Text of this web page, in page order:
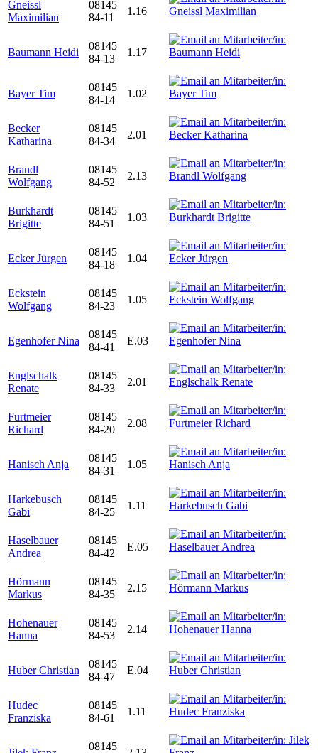
Gneissl
Maximilian
08145
84-11
1.16
Baumann Heidi
08145
84-13
1.17
Bayer Tim
08145
84-14
1.02
Becker
Katharina
08145
84-34
2.01
Brandl
Wolfgang
08145
84-52
2.13
Burkhardt
Brigitte
08145
84-51
1.03
Ecker Jürgen
08145
84-18
1.04
Eckstein
Wolfgang
08145
84-23
1.05
Egenhofer Nina
08145
84-41
E.03
Englschalk
Renate
08145
84-33
2.01
Furtmeier
Richard
08145
84-20
2.08
Hanisch Anja
08145
84-31
1.05
Harkebusch
Gabi
08145
84-25
1.11
Haselbauer
Andrea
08145
84-42
E.05
Hörmann
Markus
08145
84-35
2.15
Hohenauer
Hanna
08145
84-53
2.14
Huber Christian
08145
84-47
E.04
Hudec
Franziska
08145
84-61
1.11
08145